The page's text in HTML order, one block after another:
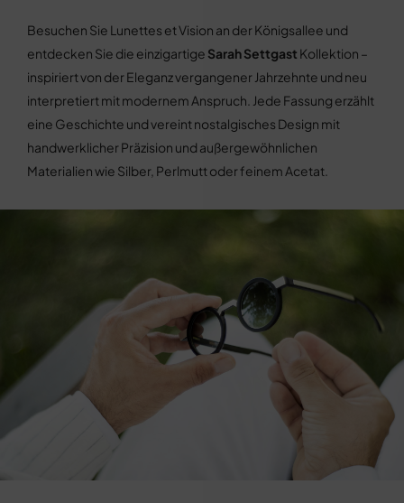
Besuchen Sie Lunettes et Vision an der Königsallee und
entdecken Sie die einzigartige Sarah Settgast Kollektion –
inspiriert von der Eleganz vergangener Jahrzehnte und neu
interpretiert mit modernem Anspruch. Jede Fassung erzählt
eine Geschichte und vereint nostalgisches Design mit
handwerklicher Präzision und außergewöhnlichen
Materialien wie Silber, Perlmutt oder feinem Acetat.